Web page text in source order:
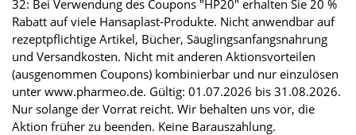
32: Bei Verwendung des Coupons "HP20" erhalten Sie 20 %
Rabatt auf viele Hansaplast-Produkte. Nicht anwendbar auf
rezeptpflichtige Artikel, Bücher, Säuglingsanfangsnahrung
und Versandkosten. Nicht mit anderen Aktionsvorteilen
(ausgenommen Coupons) kombinierbar und nur einzulösen
unter www.pharmeo.de. Gültig: 01.07.2026 bis 31.08.2026.
Nur solange der Vorrat reicht. Wir behalten uns vor, die
Aktion früher zu beenden. Keine Barauszahlung.